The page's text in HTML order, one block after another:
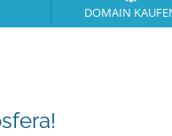
DOMAIN